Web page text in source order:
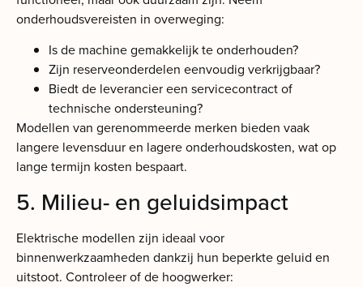
onderhoudsvereisten in overweging:
Is de machine gemakkelijk te onderhouden?
Zijn reserveonderdelen eenvoudig verkrijgbaar?
Biedt de leverancier een servicecontract of
technische ondersteuning?
Modellen van gerenommeerde merken bieden vaak
langere levensduur en lagere onderhoudskosten, wat op
lange termijn kosten bespaart.
5. Milieu- en geluidsimpact
Elektrische modellen zijn ideaal voor
binnenwerkzaamheden dankzij hun beperkte geluid en
uitstoot. Controleer of de hoogwerker: